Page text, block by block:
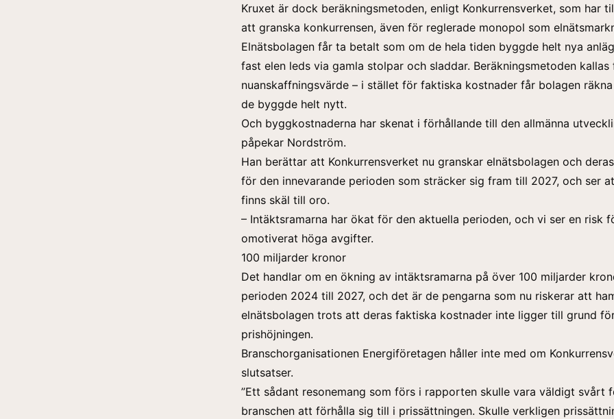
Kruxet är dock beräkningsmetoden, enligt Konkurrensverket, som har
att granska konkurrensen, även för reglerade monopol som
Elnätsbolagen får ta betalt som om de hela tiden byggde helt nya
fast elen leds via gamla stolpar och sladdar. Beräkningsmetoden kallas
nuanskaffningsvärde – i stället för faktiska kostnader får bolagen
de byggde helt nytt.
Och byggkostnaderna har skenat i förhållande till den allmänna
påpekar Nordström.
Han berättar att Konkurrensverket nu granskar elnätsbolagen och
för den innevarande perioden som sträcker sig fram till 2027, och ser
finns skäl till oro.
– Intäktsramarna har ökat för den aktuella perioden, och vi ser en risk
omotiverat höga avgifter.
100 miljarder kronor
Det handlar om en ökning av intäktsramarna på över 100 miljarder
perioden 2024 till 2027, och det är de pengarna som nu riskerar att
elnätsbolagen trots att deras faktiska kostnader inte ligger till grund
prishöjningen.
Branschorganisationen Energiföretagen håller inte med om
slutsatser.
”Ett sådant resonemang som förs i rapporten skulle vara väldigt svårt
branschen att förhålla sig till i prissättningen. Skulle verkligen